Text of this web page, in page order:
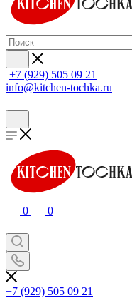
+7 (929) 505 09 21
info@kitchen-tochka.ru
0 0
+7 (929) 505 09 21